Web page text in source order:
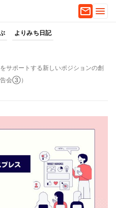
よりみち日記
サポートする新しいポジションの創
会③）